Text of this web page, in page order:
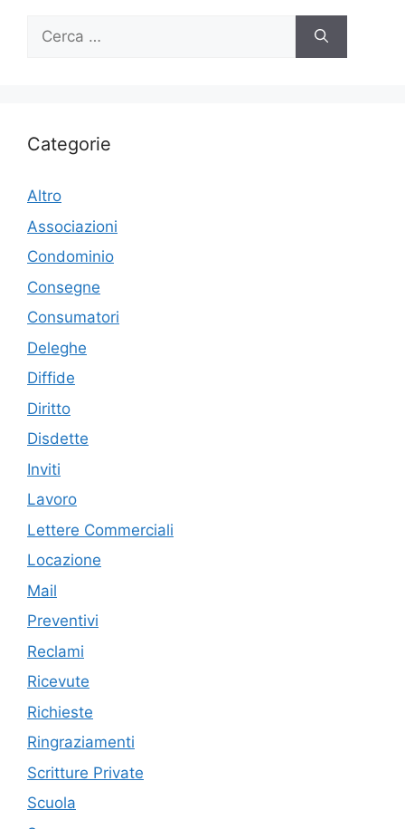
Ricerca
Categorie
Altro
Associazioni
Condominio
Consegne
Consumatori
Deleghe
Diffide
Diritto
Disdette
Inviti
Lavoro
Lettere Commerciali
Locazione
Mail
Preventivi
Reclami
Ricevute
Richieste
Ringraziamenti
Scritture Private
Scuola